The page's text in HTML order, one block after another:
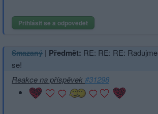
Přihlásit se a odpovědět
Smazaný | Předmět: RE: RE: RE: Radujme
se!
Reakce na příspěvek#31298